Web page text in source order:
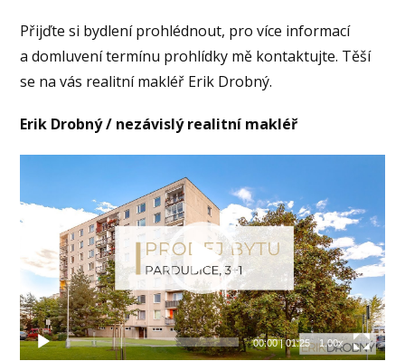
Přijďte si bydlení prohlédnout, pro více informací
a domluvení termínu prohlídky mě kontaktujte. Těší
se na vás realitní makléř Erik Drobný.
Erik Drobný / nezávislý realitní makléř
00:00|01:25 1.00x